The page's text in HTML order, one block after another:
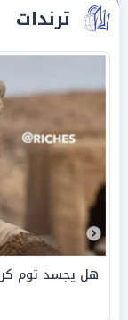
ترندات
هل يجسد توم